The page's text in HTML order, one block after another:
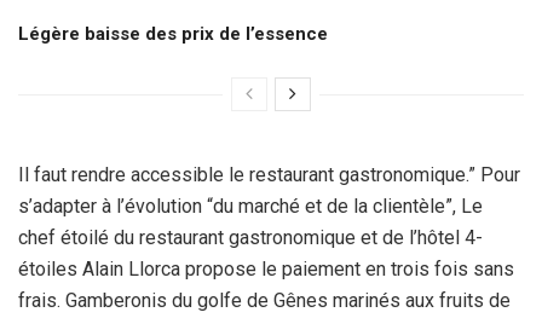
Légère baisse des prix de l’essence
Il faut rendre accessible le restaurant gastronomique.” Pour
s’adapter à l’évolution “du marché et de la clientèle”, Le
chef étoilé du restaurant gastronomique et de l’hôtel 4-
étoiles Alain Llorca propose le paiement en trois fois sans
frais. Gamberonis du golfe de Gênes marinés aux fruits de